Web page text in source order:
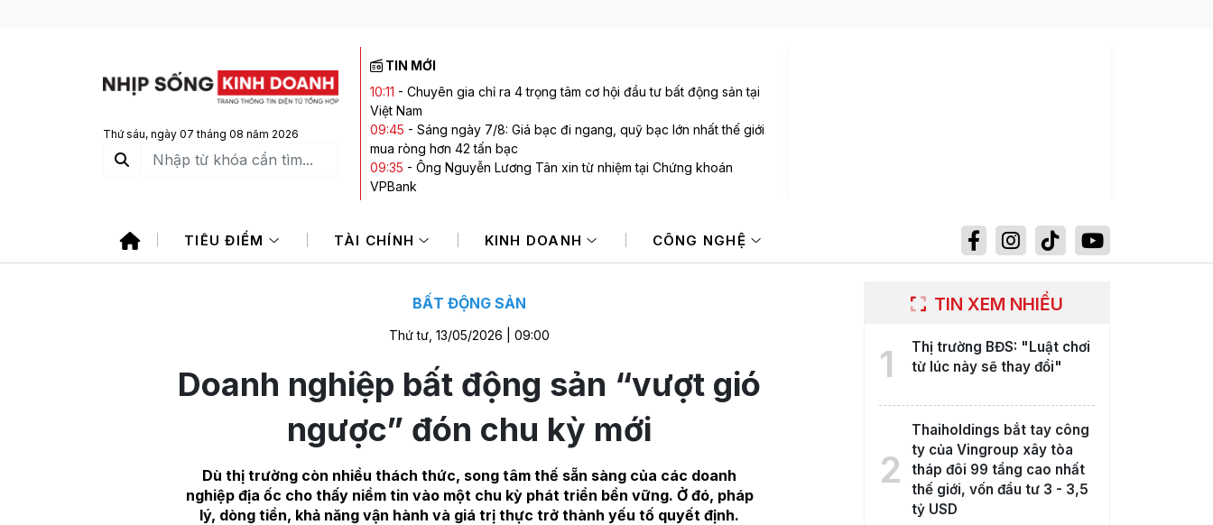
Thứ sáu, ngày 07 tháng 08 năm 2026
TIN MỚI
10:11 - Chuyên gia chỉ ra 4 trọng tâm cơ hội đầu tư bất động sản tại
Việt Nam
09:45 - Sáng ngày 7/8: Giá bạc đi ngang, quỹ bạc lớn nhất thế giới
mua ròng hơn 42 tấn bạc
09:35 - Ông Nguyễn Lương Tân xin từ nhiệm tại Chứng khoán
VPBank
09:29- Giá vàng biến động khó lường, giảm 1 triệu đồng/lượng
08:44-Tài khoản chứng khoán mở mới giảm mạnh
TIÊU ĐIỂM TÀI CHÍNH KINH DOANH CÔNG NGHỆ
BẤT ĐỘNG SẢN
Thứ tư, 13/05/2026 | 09:00
Doanh nghiệp bất động sản “vượt gió
ngược” đón chu kỳ mới
Dù thị trường còn nhiều thách thức, song tâm thế sẵn sàng của các doanh
nghiệp địa ốc cho thấy niềm tin vào một chu kỳ phát triển bền vững. Ở đó, pháp
lý, dòng tiền, khả năng vận hành và giá trị thực trở thành yếu tố quyết định.
TIN XEM NHIỀU
1
Thị trường BĐS: "Luật chơi
từ lúc này sẽ thay đổi"
2
Thaiholdings bắt tay công
ty của Vingroup xây tòa
tháp đôi 99 tầng cao nhất
thế giới, vốn đầu tư 3 - 3,5
tỷ USD